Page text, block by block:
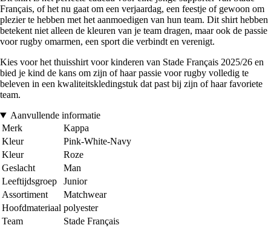
Français, of het nu gaat om een verjaardag, een feestje of gewoon om
plezier te hebben met het aanmoedigen van hun team. Dit shirt hebben
betekent niet alleen de kleuren van je team dragen, maar ook de passie
voor rugby omarmen, een sport die verbindt en verenigt.
Kies voor het thuisshirt voor kinderen van Stade Français 2025/26 en
bied je kind de kans om zijn of haar passie voor rugby volledig te
beleven in een kwaliteitskledingstuk dat past bij zijn of haar favoriete
team.
Aanvullende informatie
Merk
Kappa
Kleur
Pink-White-Navy
Kleur
Roze
Geslacht
Man
Leeftijdsgroep
Junior
Assortiment
Matchwear
Hoofdmateriaal polyester
Team
Stade Français